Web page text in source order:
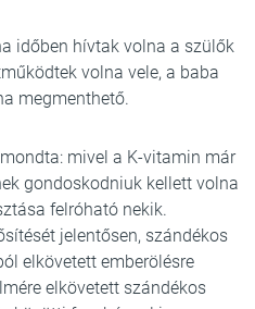
időben hívtak volna a szülők
volna vele, a baba
megmenthető.
mivel a K-vitamin már
gondoskodniuk kellett volna
felróható nekik.
jelentősen, szándékos
elkövetett emberölésre
elkövetett szándékos